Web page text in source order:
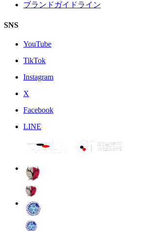
ブランドガイドライン
SNS
YouTube
TikTok
Instagram
X
Facebook
LINE